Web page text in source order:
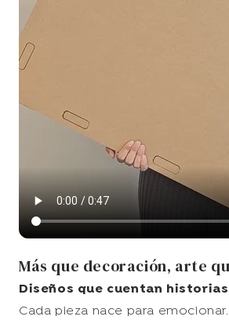
Más que decoración, arte
Diseños que cuentan historias
Cada pieza nace para emocionar.